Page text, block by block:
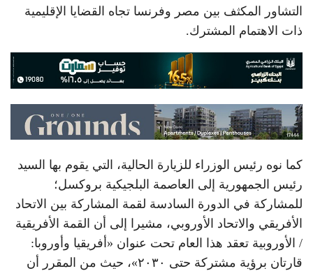
التشاور المكثف بين مصر وفرنسا تجاه القضايا الإقليمية
ذات الاهتمام المشترك.
كما نوه رئيس الوزراء للزيارة الحالية، التي يقوم بها السيد
رئيس الجمهورية إلى العاصمة البلجيكية بروكسل؛
للمشاركة في الدورة السادسة لقمة المشاركة بين الاتحاد
الأفريقي والاتحاد الأوروبي، مشيرا إلى أن القمة الأفريقية
/ الأوروبية تعقد هذا العام تحت عنوان «أفريقيا وأوروبا:
قارتان برؤية مشتركة حتى ٢٠٣٠»، حيث من المقرر أن